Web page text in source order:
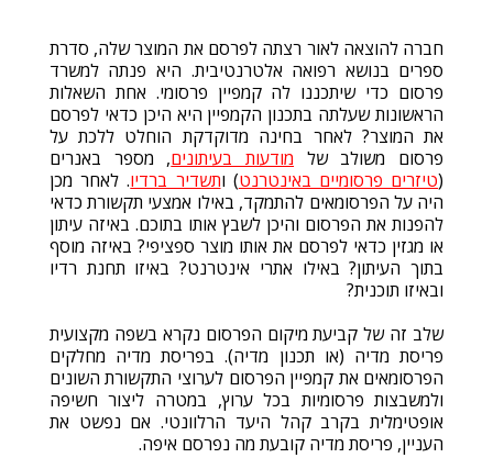
חברה להוצאה לאור רצתה לפרסם את המוצר שלה, סדרת
ספרים בנושא רפואה אלטרנטיבית. היא פנתה למשרד
פרסום כדי שיתכננו לה קמפיין פרסומי. אחת השאלות
הראשונות שעלתה בתכנון הקמפיין היא היכן כדאי לפרסם
את המוצר? לאחר בחינה מדוקדקת הוחלט ללכת על
פרסום משולב של מודעות בעיתונים, מספר באנרים
(טיזרים פרסומיים באינטרנט) ותשדיר ברדיו. לאחר מכן
היה על הפרסומאים להתמקד, באילו אמצעי תקשורת כדאי
להפנות את הפרסום והיכן לשבץ אותו בתוכם. באיזה עיתון
או מגזין כדאי לפרסם את אותו מוצר ספציפי? באיזה מוסף
בתוך העיתון? באילו אתרי אינטרנט? באיזו תחנת רדיו
ובאיזו תוכנית?
שלב זה של קביעת מיקום הפרסום נקרא בשפה מקצועית
פריסת מדיה (או תכנון מדיה). בפריסת מדיה מחלקים
הפרסומאים את קמפיין הפרסום לערוצי התקשורת השונים
ולמשבצות פרסומיות בכל ערוץ, במטרה ליצור חשיפה
אופטימלית בקרב קהל היעד הרלוונטי. אם נפשט את
העניין, פריסת מדיה קובעת מה נפרסם איפה.